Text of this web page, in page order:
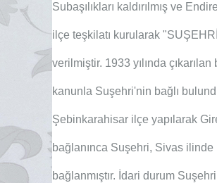
Subaşılıkları kaldırılmış ve
ilçe teşkilatı kurularak
verilmiştir. 1933 yılında çıkarılan
kanunla Suşehri'nin bağlı
Şebinkarahisar ilçe yapılarak
bağlanınca Suşehri, Sivas ilinde
bağlanmıştır. İdari durum